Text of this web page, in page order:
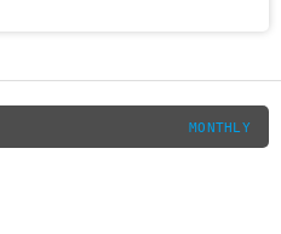
MONTHLY